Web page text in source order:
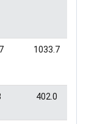
1033.7
402.0